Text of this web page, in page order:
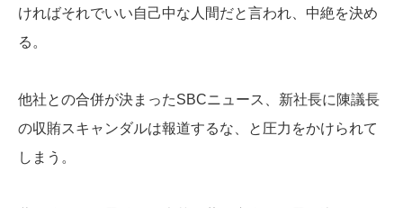
ければそれでいい自己中な人間だと言われ、中絶を決め
る。
他社との合併が決まったSBCニュース、新社長に陳議長
の収賄スキャンダルは報道するな、と圧力をかけられて
しまう。